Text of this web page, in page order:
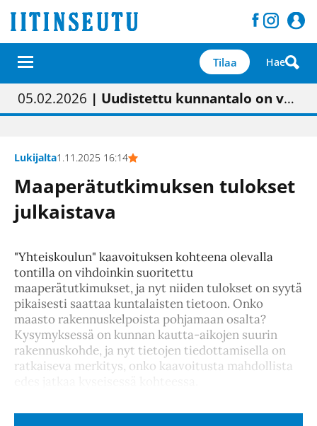
Tilaa Hae
01.02.2026 | Painon vaihtumisen pitäisi näkyä hieman parempana painojäljen laatuna lehdessä
05.02.2026 | Uudistettu kunnantalo on valoisa
23.04.2026 | “Olemme käynnistämässä uudelleen keskustavisiotyön”
09.05.2026| "Maalla on totuttu elämään omavaraisemmin kuin kaupungissa"
Lukijalta1.11.2025 16:14
Maaperätutkimuksen tulokset
julkaistava
"Yhteiskoulun" kaavoituksen kohteena olevalla
tontilla on vihdoinkin suoritettu
maaperätutkimukset, ja nyt niiden tulokset on syytä
pikaisesti saattaa kuntalaisten tietoon. Onko
maasto rakennuskelpoista pohjamaan osalta?
Kysymyksessä on kunnan kautta-aikojen suurin
rakennuskohde, ja nyt tietojen tiedottamisella on
ratkaiseva merkitys, onko kaavoitusta mahdollista